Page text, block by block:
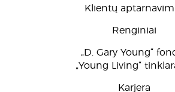
Klientų
Renginiai
„D. Gary Young“
„Young Living“
Karjera